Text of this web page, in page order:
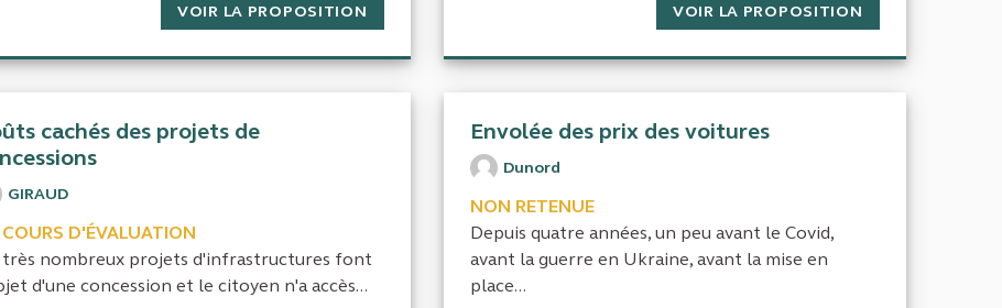
VOIR LA PROPOSITION LA CONSTRUCTION DE LA PASSERELLE À ALBIVOIR LA PROPOSITION
cachés des projets de
GIRAUD
COURS D'ÉVALUATION
très nombreux projets d'infrastructures font
d'une concession et le citoyen n'a accès...
Envolée des prix des voitures
Dunord
NON RETENUE
Depuis quatre années, un peu avant le Covid,
avant la guerre en Ukraine, avant la mise en
place...